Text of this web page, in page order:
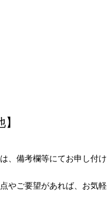
、備考欄等にてお申し付け
やご要望があれば、お気軽